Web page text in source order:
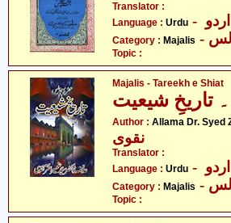
Translator :
Language : Urdu
Category : Majalis
Topic :
Majalis - Tareekh e Shiat
تاریخِ شیعیت
Author : Allama Dr. Syed
نقوی
Translator :
Language : Urdu
Category : Majalis
Topic :